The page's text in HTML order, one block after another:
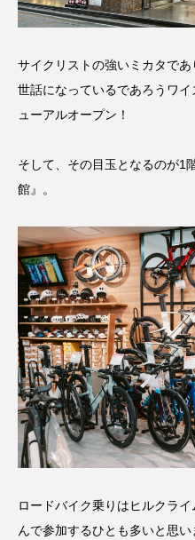
サイクリストの強いミカタで
世話になっているであろうワ
ューアルオープン！
そして、その目玉となるのが1
館』。
ロードバイク乗りはヒルクラ
んで参加するひとも多いと思